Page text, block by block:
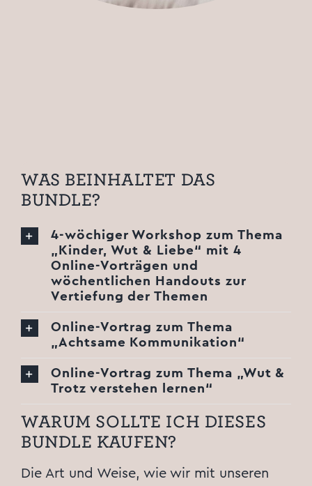
WAS BEINHALTET DAS
BUNDLE?
4-wöchiger Workshop zum Thema
„Kinder, Wut & Liebe“ mit 4
Online-Vorträgen und
wöchentlichen Handouts zur
Vertiefung der Themen
Online-Vortrag zum Thema
„Achtsame Kommunikation“
Online-Vortrag zum Thema „Wut &
Trotz verstehen lernen“
WARUM SOLLTE ICH DIESES
BUNDLE KAUFEN?
Die Art und Weise, wie wir mit unseren